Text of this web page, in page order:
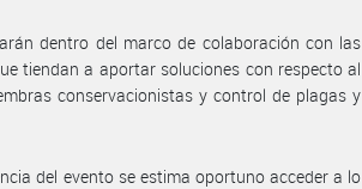
dentro del marco de colaboración con las
tiendan a aportar soluciones con respecto al
conservacionistas y control de plagas y
del evento se estima oportuno acceder a lo